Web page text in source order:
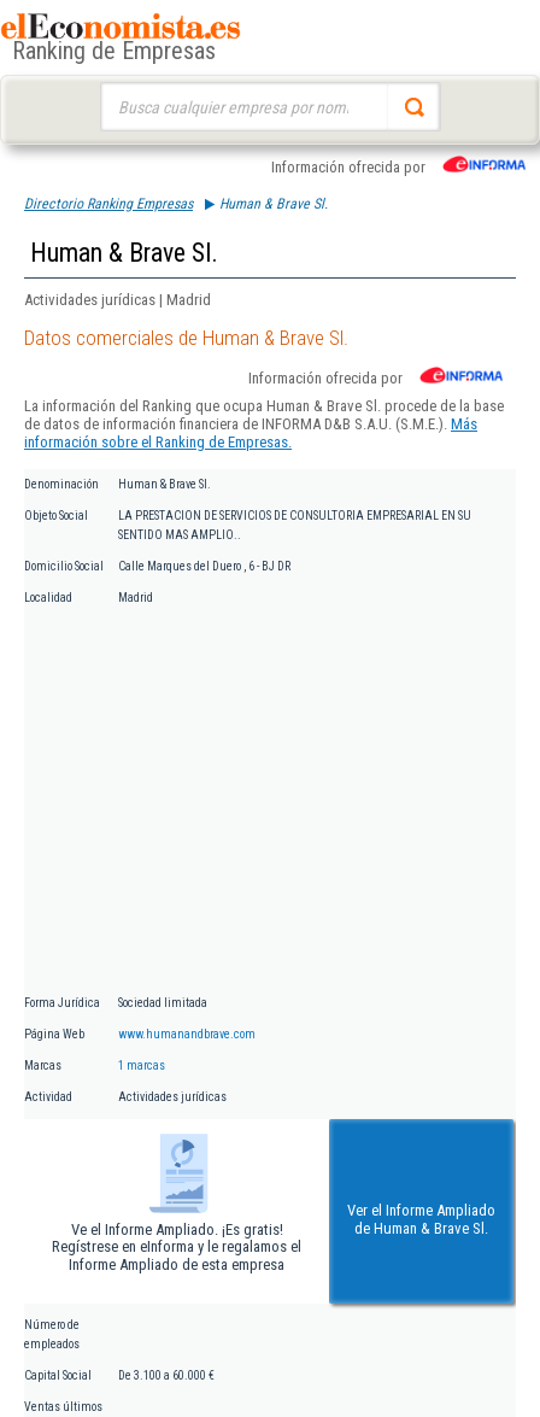
Ranking de Empresas
Información ofrecida por
Directorio Ranking Empresas Human & Brave Sl.
Human & Brave Sl.
Actividades jurídicas | Madrid
Datos comerciales de Human & Brave Sl.
Información ofrecida por
La información del Ranking que ocupa Human & Brave Sl. procede de la base
de datos de información financiera de INFORMA D&B S.A.U. (S.M.E.). Más
información sobre el Ranking de Empresas.
Denominación Human & Brave Sl.
Objeto Social
LA PRESTACION DE SERVICIOS DE CONSULTORIA EMPRESARIAL EN SU
SENTIDO MAS AMPLIO..
Domicilio Social Calle Marques del Duero , 6 - BJ DR
Localidad Madrid
Forma Jurídica Sociedad limitada
Página Web www.humanandbrave.com
Marcas 1 marcas
Actividad Actividades jurídicas
Ve el Informe Ampliado. ¡Es gratis!
Regístrese en eInforma y le regalamos el
Informe Ampliado de esta empresa
Ver el Informe Ampliado
de Human & Brave Sl.
Número de
empleados
Capital Social De 3.100 a 60.000 €
Ventas últimos